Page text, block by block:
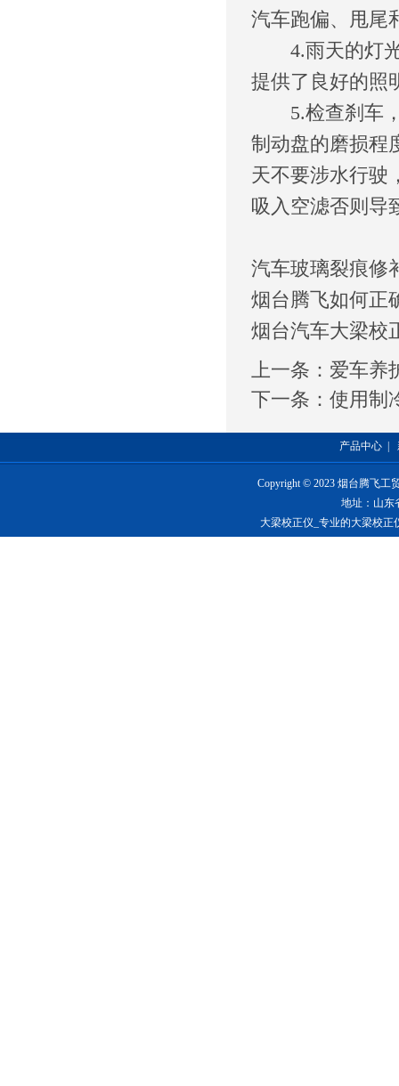
汽车跑偏、甩尾
4.雨天的灯光
提供了良好的照
5.检查刹车，
制动盘的磨损程
天不要涉水行驶
吸入空滤否则导
汽车玻璃裂痕修
烟台腾飞如何正
烟台汽车大梁校
上一条： 爱车养
下一条： 使用制
产品中心
Copyright © 2023 烟台腾飞工
地址：山东
大梁校正仪_专业的大梁校